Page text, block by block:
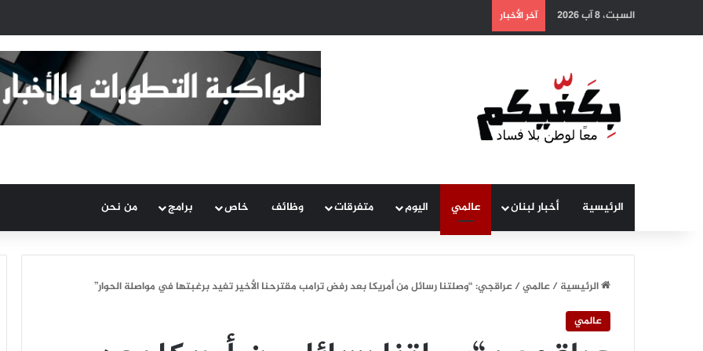
السبت، 8 آب 2026 آخر الأخبار
الرئيسية أخبار لبنان عالمي اليوم متفرقات وظائف خاص برامج من نحن
الرئيسية/عالمي/عراقجي: “وصلتنا رسائل من أمريكا بعد رفض ترامب مقترحنا الأخير تفيد برغبتها في مواصلة الحوار”
عالمي